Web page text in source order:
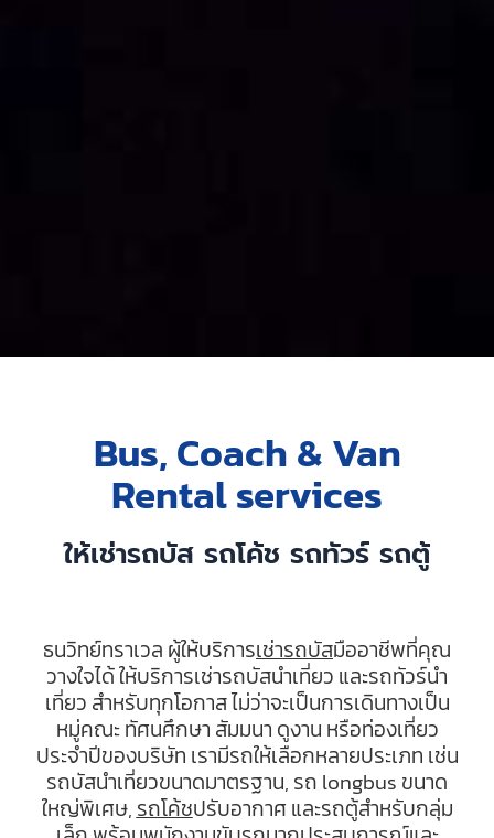
Bus, Coach & Van
Rental services​
ให้เช่ารถบัส รถโค้ช รถทัวร์ รถตู้
ธนวิทย์ทราเวล ผู้ให้บริการเช่ารถบัสมืออาชีพที่คุณ
วางใจได้ ให้บริการเช่ารถบัสนำเที่ยว และรถทัวร์นำ
เที่ยว สำหรับทุกโอกาส ไม่ว่าจะเป็นการเดินทางเป็น
หมู่คณะ ทัศนศึกษา สัมมนา ดูงาน หรือท่องเที่ยว
ประจำปีของบริษัท เรามีรถให้เลือกหลายประเภท เช่น
รถบัสนำเที่ยวขนาดมาตรฐาน, รถ longbus ขนาด
ใหญ่พิเศษ, รถโค้ชปรับอากาศ และรถตู้สำหรับกลุ่ม